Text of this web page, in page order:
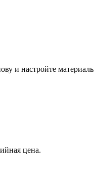
и настройте
цена.